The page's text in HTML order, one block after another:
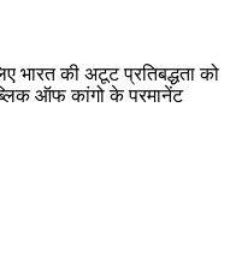
भारत की अटूट प्रतिबद्धता को
ऑफ कांगो के परमानेंट